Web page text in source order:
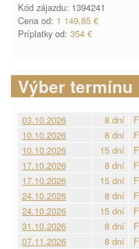
Kód zájazdu: 1394241
Cena od: 1 149,85 €
Príplatky od: 354 €
Výber termínu
03.10.2026 8 dní
10.10.2026
8 dní
10.10.2026
15 dní
17.10.2026
8 dní
17.10.2026
15 dní
24.10.2026
8 dní
24.10.2026
15 dní
31.10.2026
8 dní
07.11.2026
8 dní